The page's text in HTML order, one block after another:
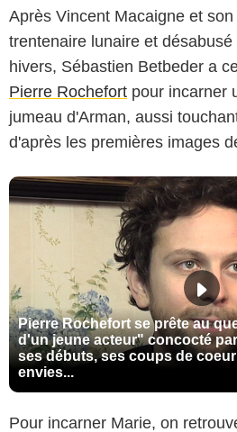
Après Vincent Macaigne et
trentenaire lunaire et
hivers, Sébastien Betbeder a
Pierre Rochefort pour incarner
jumeau d'Arman, aussi
d'après les premières images
Pierre Rochefort se prête au
d'un jeune acteur" concocté
ses débuts, ses coups de
envies...
Pour incarner Marie, on